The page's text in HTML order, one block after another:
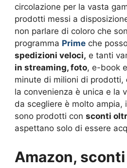
circolazione per la vasta
prodotti messi a
non parlare di coloro che
programma Prime che
spedizioni veloci, e tanti
in streaming, foto, e-book
minute di milioni di prodotti,
la convenienza è unica e la
da scegliere è molto ampia,
sono prodotti con sconti
aspettano solo di essere
Amazon,